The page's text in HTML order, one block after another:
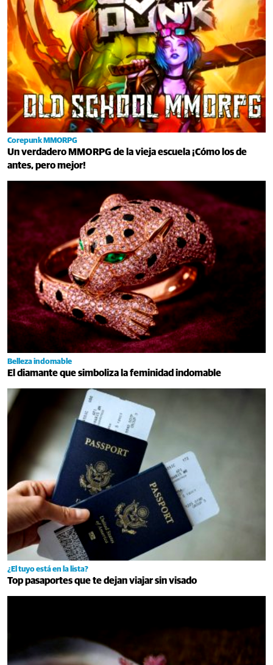
Corepunk MMORPG
Un verdadero MMORPG de la vieja escuela ¡Cómo los de
antes, pero mejor!
Belleza indomable
El diamante que simboliza la feminidad indomable
¿El tuyo está en la lista?
Top pasaportes que te dejan viajar sin visado